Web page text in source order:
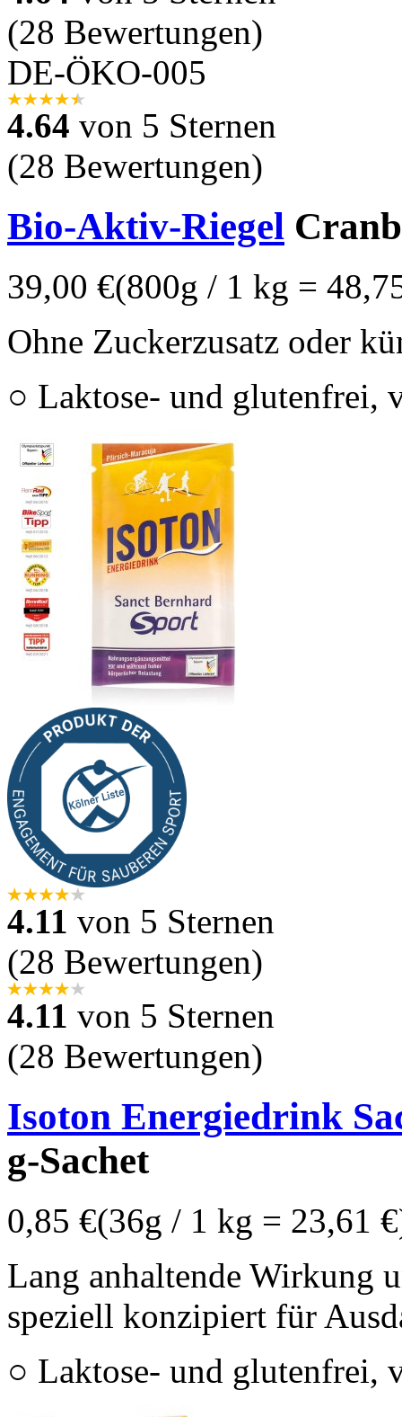
(28 Bewertungen)
DE-ÖKO-005
4.64 von 5 Sternen
(28 Bewertungen)
Bio-Aktiv-Riegel
39,00 €(800g / 1 kg =
Ohne Zuckerzusatz oder
○ Laktose- und glutenfrei,
4.11 von 5 Sternen
(28 Bewertungen)
4.11 von 5 Sternen
(28 Bewertungen)
Isoton Energiedrink
g-Sachet
0,85 €(36g / 1 kg = 23,61
Lang anhaltende Wirkung
speziell konzipiert für
○ Laktose- und glutenfrei,